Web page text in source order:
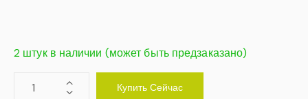
2 штук в наличии (может быть предзаказано)
Купить Сейчас